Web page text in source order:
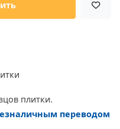
плитки.
переводом